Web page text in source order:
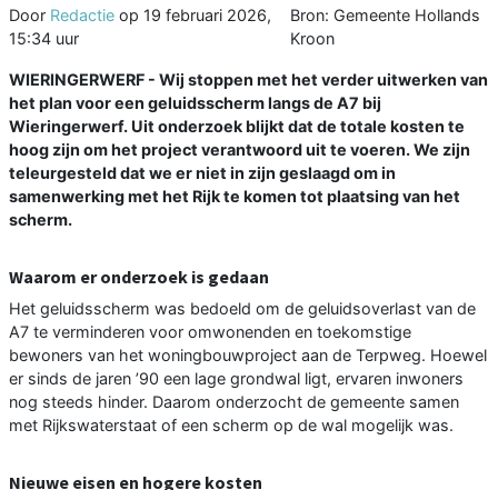
Door Redactie op 19 februari 2026,
15:34 uur
Bron: Gemeente Hollands
Kroon
WIERINGERWERF - Wij stoppen met het verder uitwerken van
het plan voor een geluidsscherm langs de A7 bij
Wieringerwerf. Uit onderzoek blijkt dat de totale kosten te
hoog zijn om het project verantwoord uit te voeren. We zijn
teleurgesteld dat we er niet in zijn geslaagd om in
samenwerking met het Rijk te komen tot plaatsing van het
scherm.
Waarom er onderzoek is gedaan
Het geluidsscherm was bedoeld om de geluidsoverlast van de
A7 te verminderen voor omwonenden en toekomstige
bewoners van het woningbouwproject aan de Terpweg. Hoewel
er sinds de jaren ’90 een lage grondwal ligt, ervaren inwoners
nog steeds hinder. Daarom onderzocht de gemeente samen
met Rijkswaterstaat of een scherm op de wal mogelijk was.
Nieuwe eisen en hogere kosten